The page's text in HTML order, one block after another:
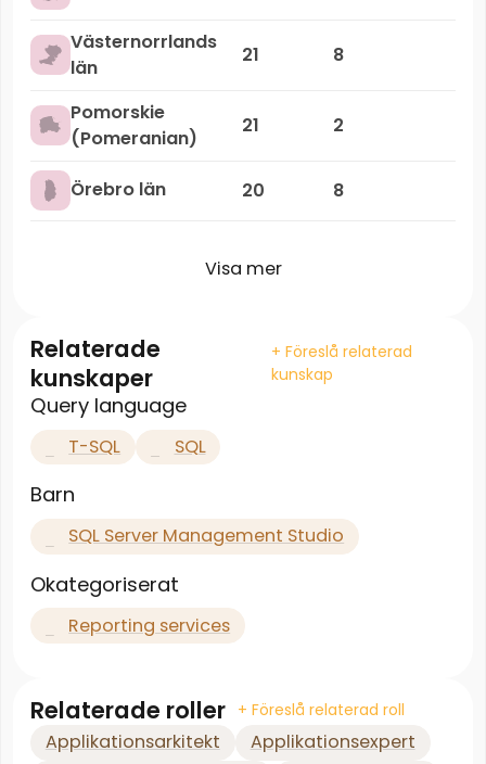
Västernorrlands
län
21 8
Pomorskie
(Pomeranian)
21 2
Örebro län 20 8
Visa mer
Relaterade
kunskaper
+ Föreslå relaterad
kunskap
Query language
T-SQL SQL
Barn
SQL Server Management Studio
Okategoriserat
Reporting services
Relaterade roller + Föreslå relaterad roll
Applikationsarkitekt
Applikationsexpert